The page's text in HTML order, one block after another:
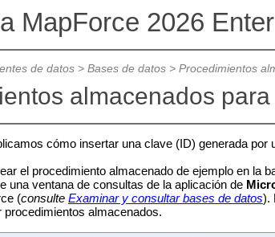
MapForce 2026
de datos> Bases de datos> Procedimientos
almacenados
cómo insertar una clave (ID) generada
el procedimiento almacenado de ejemplo en la
una ventana de consultas de la aplicación de
(consulte Examinar y consultar bases de datos).
almacenados.